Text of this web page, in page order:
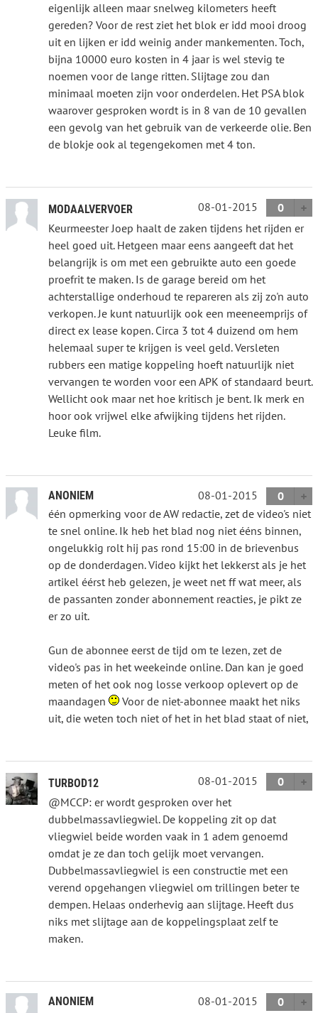
eigenlijk alleen maar snelweg kilometers heeft
gereden? Voor de rest ziet het blok er idd mooi droog
uit en lijken er idd weinig ander mankementen. Toch,
bijna 10000 euro kosten in 4 jaar is wel stevig te
noemen voor de lange ritten. Slijtage zou dan
minimaal moeten zijn voor onderdelen. Het PSA blok
waarover gesproken wordt is in 8 van de 10 gevallen
een gevolg van het gebruik van de verkeerde olie. Ben
de blokje ook al tegengekomen met 4 ton.
MODAALVERVOER 08-01-2015
0
Keurmeester Joep haalt de zaken tijdens het rijden er
heel goed uit. Hetgeen maar eens aangeeft dat het
belangrijk is om met een gebruikte auto een goede
proefrit te maken. Is de garage bereid om het
achterstallige onderhoud te repareren als zij zo'n auto
verkopen. Je kunt natuurlijk ook een meeneemprijs of
direct ex lease kopen. Circa 3 tot 4 duizend om hem
helemaal super te krijgen is veel geld. Versleten
rubbers een matige koppeling hoeft natuurlijk niet
vervangen te worden voor een APK of standaard beurt.
Wellicht ook maar net hoe kritisch je bent. Ik merk en
hoor ook vrijwel elke afwijking tijdens het rijden.
Leuke film.
ANONIEM 08-01-2015
0
één opmerking voor de AW redactie, zet de video's niet
te snel online. Ik heb het blad nog niet ééns binnen,
ongelukkig rolt hij pas rond 15:00 in de brievenbus
op de donderdagen. Video kijkt het lekkerst als je het
artikel éérst heb gelezen, je weet net ff wat meer, als
de passanten zonder abonnement reacties, je pikt ze
er zo uit.
Gun de abonnee eerst de tijd om te lezen, zet de
video's pas in het weekeinde online. Dan kan je goed
meten of het ook nog losse verkoop oplevert op de
maandagen
Voor de niet-abonnee maakt het niks
uit, die weten toch niet of het in het blad staat of niet,
TURBOD12 08-01-2015
0
@MCCP: er wordt gesproken over het
dubbelmassavliegwiel. De koppeling zit op dat
vliegwiel beide worden vaak in 1 adem genoemd
omdat je ze dan toch gelijk moet vervangen.
Dubbelmassavliegwiel is een constructie met een
verend opgehangen vliegwiel om trillingen beter te
dempen. Helaas onderhevig aan slijtage. Heeft dus
niks met slijtage aan de koppelingsplaat zelf te
maken.
ANONIEM 08-01-2015
0